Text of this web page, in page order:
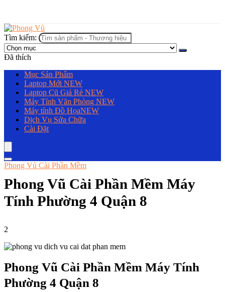
Tìm kiếm:
Đã thích
Mục Sản Phẩm
Laptop Mới NEW
Laptop Cũ Giá Rẻ NEW
Máy Tính Văn Phòng NEW
Máy tính Đồ HọaNEW
Dịch Vụ Sửa Chữa
Cài Đặt
Phong Vủ Cài Phần Mềm
Phong Vũ Cài Phần Mềm Máy
Tính Phường 4 Quận 8
2
Phong Vũ Cài Phần Mềm Máy Tính
Phường 4 Quận 8